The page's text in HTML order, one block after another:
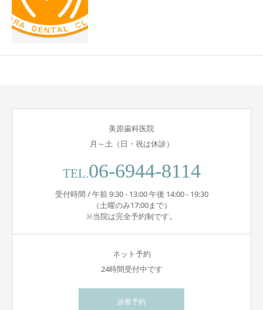
美原歯科医院
月～土（日・祝は休診）
TEL.06-6944-8114
受付時間 / 午前 9:30 - 13:00 午後 14:00 - 19:30
（土曜のみ17:00まで）
※当院は完全予約制です。
ネット予約
24時間受付中です
診療予約